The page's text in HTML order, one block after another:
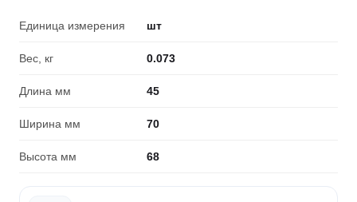
Единица измерения шт
Вес, кг 0.073
Длина мм 45
Ширина мм 70
Высота мм 68